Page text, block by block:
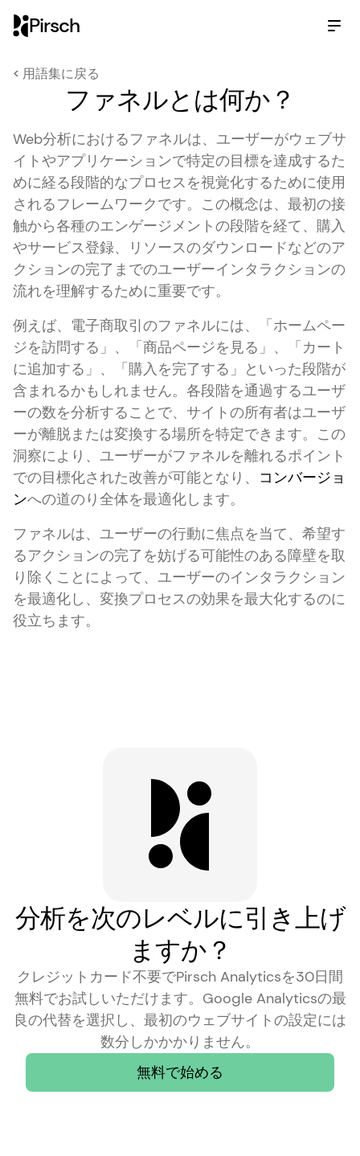
Pirsch
< 用語集に戻る
ファネルとは何か？
Web分析におけるファネルは、ユーザーがウェブサ
イトやアプリケーションで特定の目標を達成するた
めに経る段階的なプロセスを視覚化するために使用
されるフレームワークです。この概念は、最初の接
触から各種のエンゲージメントの段階を経て、購入
やサービス登録、リソースのダウンロードなどのア
クションの完了までのユーザーインタラクションの
流れを理解するために重要です。
例えば、電子商取引のファネルには、「ホームペー
ジを訪問する」、「商品ページを見る」、「カート
に追加する」、「購入を完了する」といった段階が
含まれるかもしれません。各段階を通過するユーザ
ーの数を分析することで、サイトの所有者はユーザ
ーが離脱または変換する場所を特定できます。この
洞察により、ユーザーがファネルを離れるポイント
での目標化された改善が可能となり、 コンバージョ
ンへの道のり全体を最適化します。
ファネルは、ユーザーの行動に焦点を当て、希望す
るアクションの完了を妨げる可能性のある障壁を取
り除くことによって、ユーザーのインタラクション
を最適化し、変換プロセスの効果を最大化するのに
役立ちます。
分析を次のレベルに引き上げ
ますか？
クレジットカード不要でPirsch Analyticsを30日間
無料でお試しいただけます。Google Analyticsの最
良の代替を選択し、最初のウェブサイトの設定には
数分しかかかりません。
無料で始める